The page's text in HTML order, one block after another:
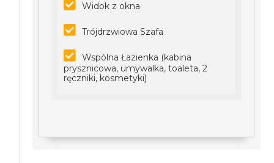
Widok z okna
Trójdrzwiowa Szafa
Wspólna Łazienka (kabina
prysznicowa, umywalka, toaleta, 2
ręczniki, kosmetyki)